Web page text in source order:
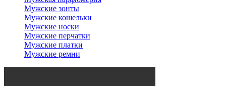
Мужские зонты
Мужские кошельки
Мужские носки
Мужские перчатки
Мужские платки
Мужские ремни